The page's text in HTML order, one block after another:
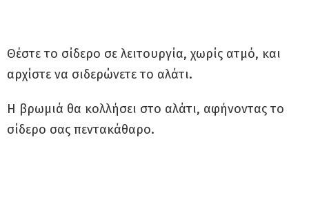
Θέστε το σίδερο σε λειτουργία, χωρίς ατμό, και
αρχίστε να σιδερώνετε το αλάτι.
Η βρωμιά θα κολλήσει στο αλάτι, αφήνοντας το
σίδερο σας πεντακάθαρο.